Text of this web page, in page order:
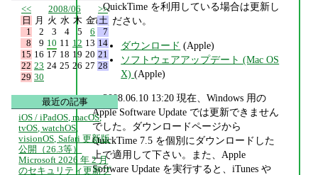
QuickTime を利用している場合は更新し
てください。
ダウンロード (Apple)
ソフトウェアアップデート (Mac OS
X)(Apple)
2008.06.10 13:20 現在、Windows 用の
Apple Software Update では更新できません
でした。ダウンロードページから
QuickTime 7.5 を個別にダウンロードした
上で適用して下さい。また、Apple
Software Update を実行すると、iTunes や
<<
2008/06
>>
日
月 火 水 木 金 土
1
2 3 4 5 6
7
8
9 10 11 12 13 14
15 16 17 18 19 20 21
22 23 24 25 26 27 28
29 30
最近の記事
iOS / iPadOS, macOS,
tvOS, watchOS,
visionOS, Safari 更新版
公開（26.3等）
Microsoft 2026 年 2 月
のセキュリティ更新プ